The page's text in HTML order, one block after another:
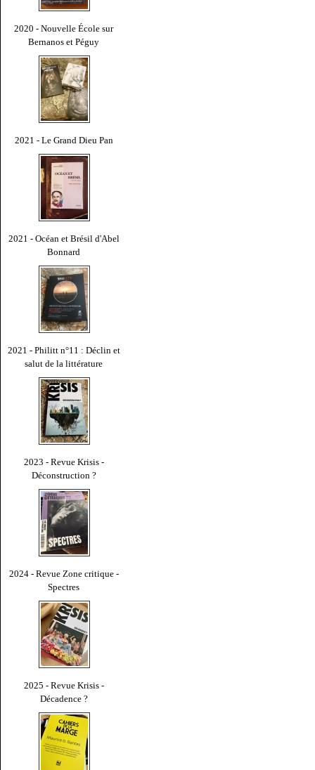
2020 - Nouvelle École sur
Bernanos et Péguy
2021 - Le Grand Dieu Pan
2021 - Océan et Brésil d'Abel
Bonnard
2021 - Philitt n°11 : Déclin et
salut de la littérature
2023 - Revue Krisis -
Déconstruction ?
2024 - Revue Zone critique -
Spectres
2025 - Revue Krisis -
Décadence ?